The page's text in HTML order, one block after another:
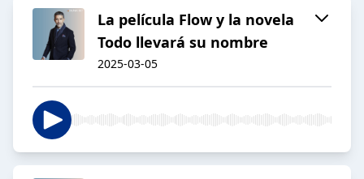
La película Flow y la novela
Todo llevará su nombre
2025-03-05